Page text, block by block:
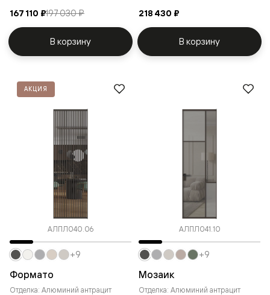
167 110 ₽197 030 ₽
В корзину
218 430 ₽
В корзину
АКЦИЯ
АЛПЛ040.06
Формато
Отделка: Алюминий антрацит
+9
АЛПЛ041.10
Мозаик
Отделка: Алюминий антрацит
+9